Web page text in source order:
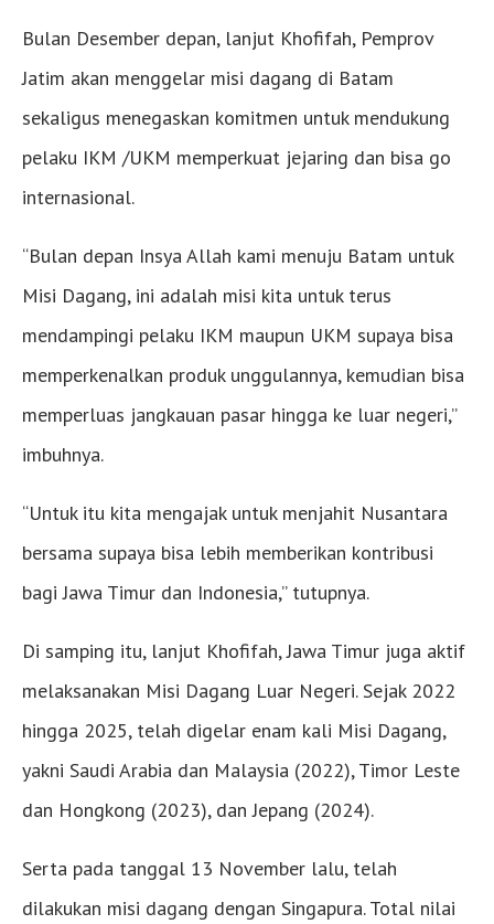
Bulan Desember depan, lanjut Khofifah, Pemprov
Jatim akan menggelar misi dagang di Batam
sekaligus menegaskan komitmen untuk mendukung
pelaku IKM /UKM memperkuat jejaring dan bisa go
internasional.
“Bulan depan Insya Allah kami menuju Batam untuk
Misi Dagang, ini adalah misi kita untuk terus
mendampingi pelaku IKM maupun UKM supaya bisa
memperkenalkan produk unggulannya, kemudian bisa
memperluas jangkauan pasar hingga ke luar negeri,”
imbuhnya.
“Untuk itu kita mengajak untuk menjahit Nusantara
bersama supaya bisa lebih memberikan kontribusi
bagi Jawa Timur dan Indonesia,” tutupnya.
Di samping itu, lanjut Khofifah, Jawa Timur juga aktif
melaksanakan Misi Dagang Luar Negeri. Sejak 2022
hingga 2025, telah digelar enam kali Misi Dagang,
yakni Saudi Arabia dan Malaysia (2022), Timor Leste
dan Hongkong (2023), dan Jepang (2024).
Serta pada tanggal 13 November lalu, telah
dilakukan misi dagang dengan Singapura. Total nilai